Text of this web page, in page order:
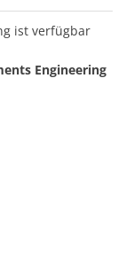
ist verfügbar
Engineering